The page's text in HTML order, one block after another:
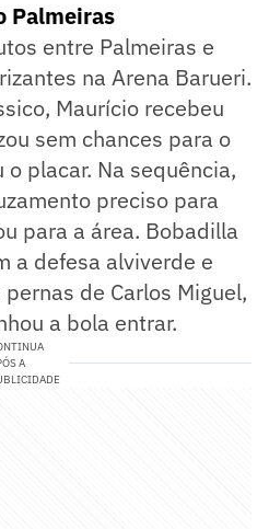
Palmeiras
entre Palmeiras e
na Arena Barueri.
Maurício recebeu
sem chances para o
placar. Na sequência,
preciso para
para a área. Bobadilla
a defesa alviverde e
de Carlos Miguel,
a bola entrar.
A